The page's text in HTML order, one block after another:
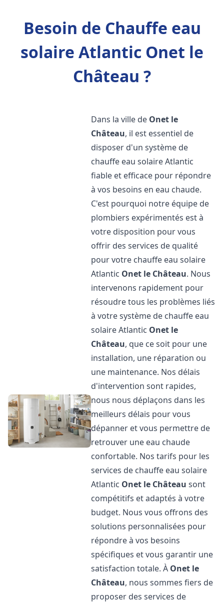
Besoin de Chauffe eau
solaire Atlantic Onet le
Château ?
Dans la ville de Onet le
Château, il est essentiel de
disposer d'un système de
chauffe eau solaire Atlantic
fiable et efficace pour répondre
à vos besoins en eau chaude.
C'est pourquoi notre équipe de
plombiers expérimentés est à
votre disposition pour vous
offrir des services de qualité
pour votre chauffe eau solaire
Atlantic Onet le Château. Nous
intervenons rapidement pour
résoudre tous les problèmes liés
à votre système de chauffe eau
solaire Atlantic Onet le
Château, que ce soit pour une
installation, une réparation ou
une maintenance. Nos délais
d'intervention sont rapides,
nous nous déplaçons dans les
meilleurs délais pour vous
dépanner et vous permettre de
retrouver une eau chaude
confortable. Nos tarifs pour les
services de chauffe eau solaire
Atlantic Onet le Château sont
compétitifs et adaptés à votre
budget. Nous vous offrons des
solutions personnalisées pour
répondre à vos besoins
spécifiques et vous garantir une
satisfaction totale. À Onet le
Château, nous sommes fiers de
proposer des services de